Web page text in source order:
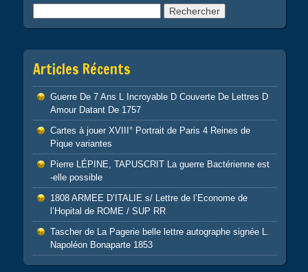
Articles Récents
Guerre De 7 Ans L Incroyable D Couverte De Lettres D
Amour Datant De 1757
Cartes à jouer XVIII° Portrait de Paris 4 Reines de
Pique variantes
Pierre LÉPINE, TAPUSCRIT La guerre Bactérienne est
-elle possible
1808 ARMEE D’ITALIE s/ Lettre de l’Econome de
l’Hopital de ROME / SUP RR
Tascher de La Pagerie belle lettre autographe signée L.
Napoléon Bonaparte 1853